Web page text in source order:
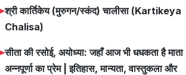
श्री कार्तिकेय (मुरुगन/स्कंद) चालीसा (Kartikeya
Chalisa)
सीता की रसोई, अयोध्या: जहाँ आज भी धधकता है माता
अन्नपूर्णा का प्रेम | इतिहास, मान्यता, वास्तुकला और